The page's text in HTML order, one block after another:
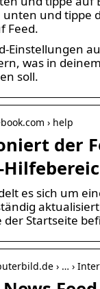
unten und tippe
Feed.
Einstellungen
was in
soll.
› help
der
es sich um
der Startseite
› … ›